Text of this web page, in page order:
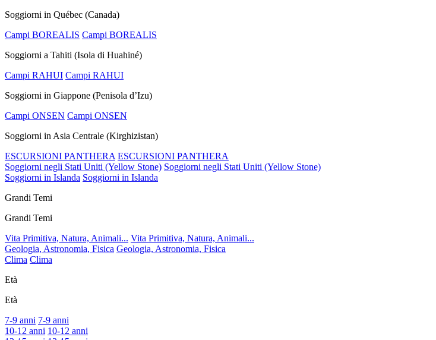
Soggiorni in Québec (Canada)
Campi BOREALIS Campi BOREALIS
Soggiorni a Tahiti (Isola di Huahiné)
Campi RAHUI Campi RAHUI
Soggiorni in Giappone (Penisola d’Izu)
Campi ONSEN Campi ONSEN
Soggiorni in Asia Centrale (Kirghizistan)
ESCURSIONI PANTHERA ESCURSIONI PANTHERA
Soggiorni negli Stati Uniti (Yellow Stone) Soggiorni negli Stati Uniti (Yellow Stone)
Soggiorni in Islanda Soggiorni in Islanda
Grandi Temi
Grandi Temi
Vita Primitiva, Natura, Animali... Vita Primitiva, Natura, Animali...
Geologia, Astronomia, Fisica Geologia, Astronomia, Fisica
Clima Clima
Età
Età
7-9 anni 7-9 anni
10-12 anni 10-12 anni